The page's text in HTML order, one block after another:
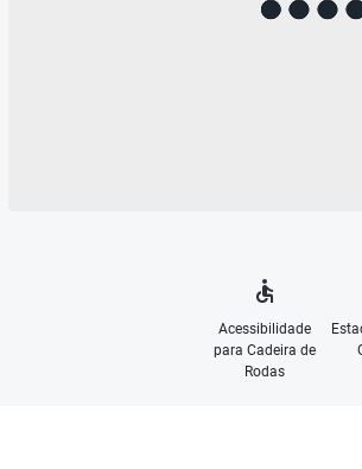
Acessibilidade
para Cadeira de
Rodas